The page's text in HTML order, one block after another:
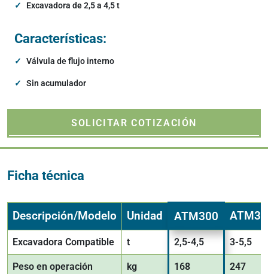
Excavadora de 2,5 a 4,5 t
Características:
Válvula de flujo interno
Sin acumulador
SOLICITAR COTIZACIÓN
Ficha técnica
Descripción/Modelo Unidad ATM300
Excavadora Compatible t 2,5-4,5 3-5,5
Peso en operación kg 168 247